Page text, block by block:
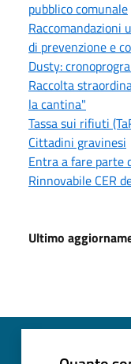
pubblico comunale
di prevenzione e
Dusty:
Raccolta
la cantina"
Tassa sui rifiuti
Cittadini gravinesi
Entra a fare parte
Rinnovabile CER
Ultimo